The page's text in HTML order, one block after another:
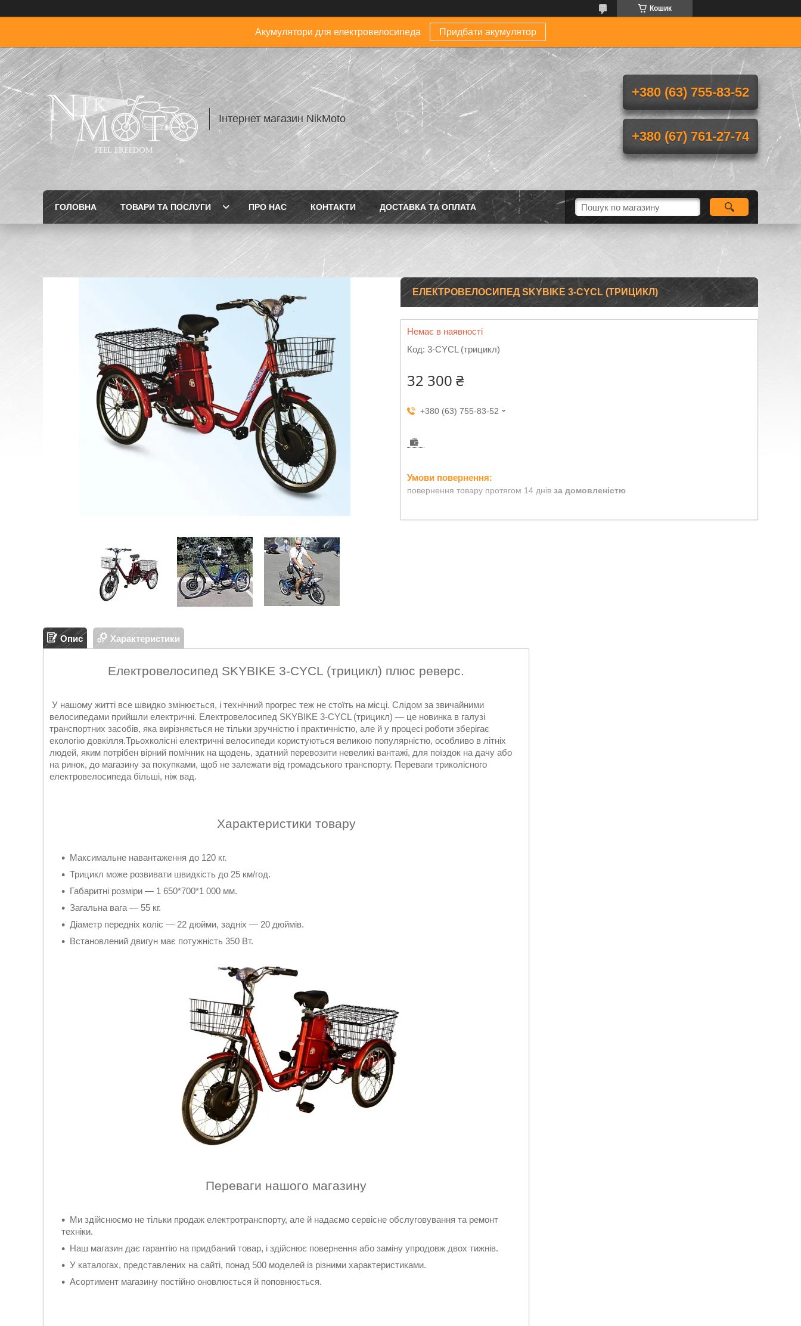
Кошик
Акумулятори для електровелосипеда Придбати акумулятор
Інтернет магазин NikMoto
+380 (63) 755-83-52
+380 (67) 761-27-74
ГОЛОВНА ТОВАРИ ТА ПОСЛУГИ ПРО НАС КОНТАКТИ ДОСТАВКА ТА ОПЛАТА
ЕЛЕКТРОВЕЛОСИПЕД SKYBIKE 3-CYCL (ТРИЦИКЛ)
Немає в наявності
Код: 3-CYCL (трицикл)
32 300 ₴
+380 (63) 755-83-52
повернення товару протягом 14 днів за домовленістю
Опис Характеристики
Електровелосипед SKYBIKE 3-CYCL (трицикл) плюс реверс.
У нашому житті все швидко змінюється, і технічний прогрес теж не стоїть на місці. Слідом за звичайними
велосипедами прийшли електричні. Електровелосипед SKYBIKE 3-CYCL (трицикл) — це новинка в галузі
транспортних засобів, яка вирізняється не тільки зручністю і практичністю, але й у процесі роботи зберігає
екологію довкілля.Трьохколісні електричні велосипеди користуються великою популярністю, особливо в літніх
людей, яким потрібен вірний помічник на щодень, здатний перевозити невеликі вантажі, для поїздок на дачу або
на ринок, до магазину за покупками, щоб не залежати від громадського транспорту. Переваги триколісного
електровелосипеда більші, ніж вад.
Характеристики товару
Максимальне навантаження до 120 кг.
Трицикл може розвивати швидкість до 25 км/год.
Габаритні розміри — 1 650*700*1 000 мм.
Загальна вага — 55 кг.
Діаметр передніх коліс — 22 дюйми, задніх — 20 дюймів.
Встановлений двигун має потужність 350 Вт.
Переваги нашого магазину
Ми здійснюємо не тільки продаж електротранспорту, але й надаємо сервісне обслуговування та ремонт
техніки.
Наш магазин дає гарантію на придбаний товар, і здійснює повернення або заміну упродовж двох тижнів.
У каталогах, представлених на сайті, понад 500 моделей із різними характеристиками.
Асортимент магазину постійно оновлюється й поповнюється.